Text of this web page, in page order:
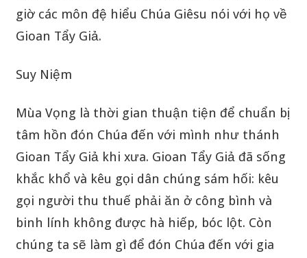
giờ các môn đệ hiểu Chúa Giêsu nói với họ về
Gioan Tẩy Giả.
Suy Niệm
Mùa Vọng là thời gian thuận tiện để chuẩn bị
tâm hồn đón Chúa đến với mình như thánh
Gioan Tẩy Giả khi xưa. Gioan Tẩy Giả đã sống
khắc khổ và kêu gọi dân chúng sám hối: kêu
gọi người thu thuế phải ăn ở công bình và
binh lính không được hà hiếp, bóc lột. Còn
chúng ta sẽ làm gì để đón Chúa đến với gia